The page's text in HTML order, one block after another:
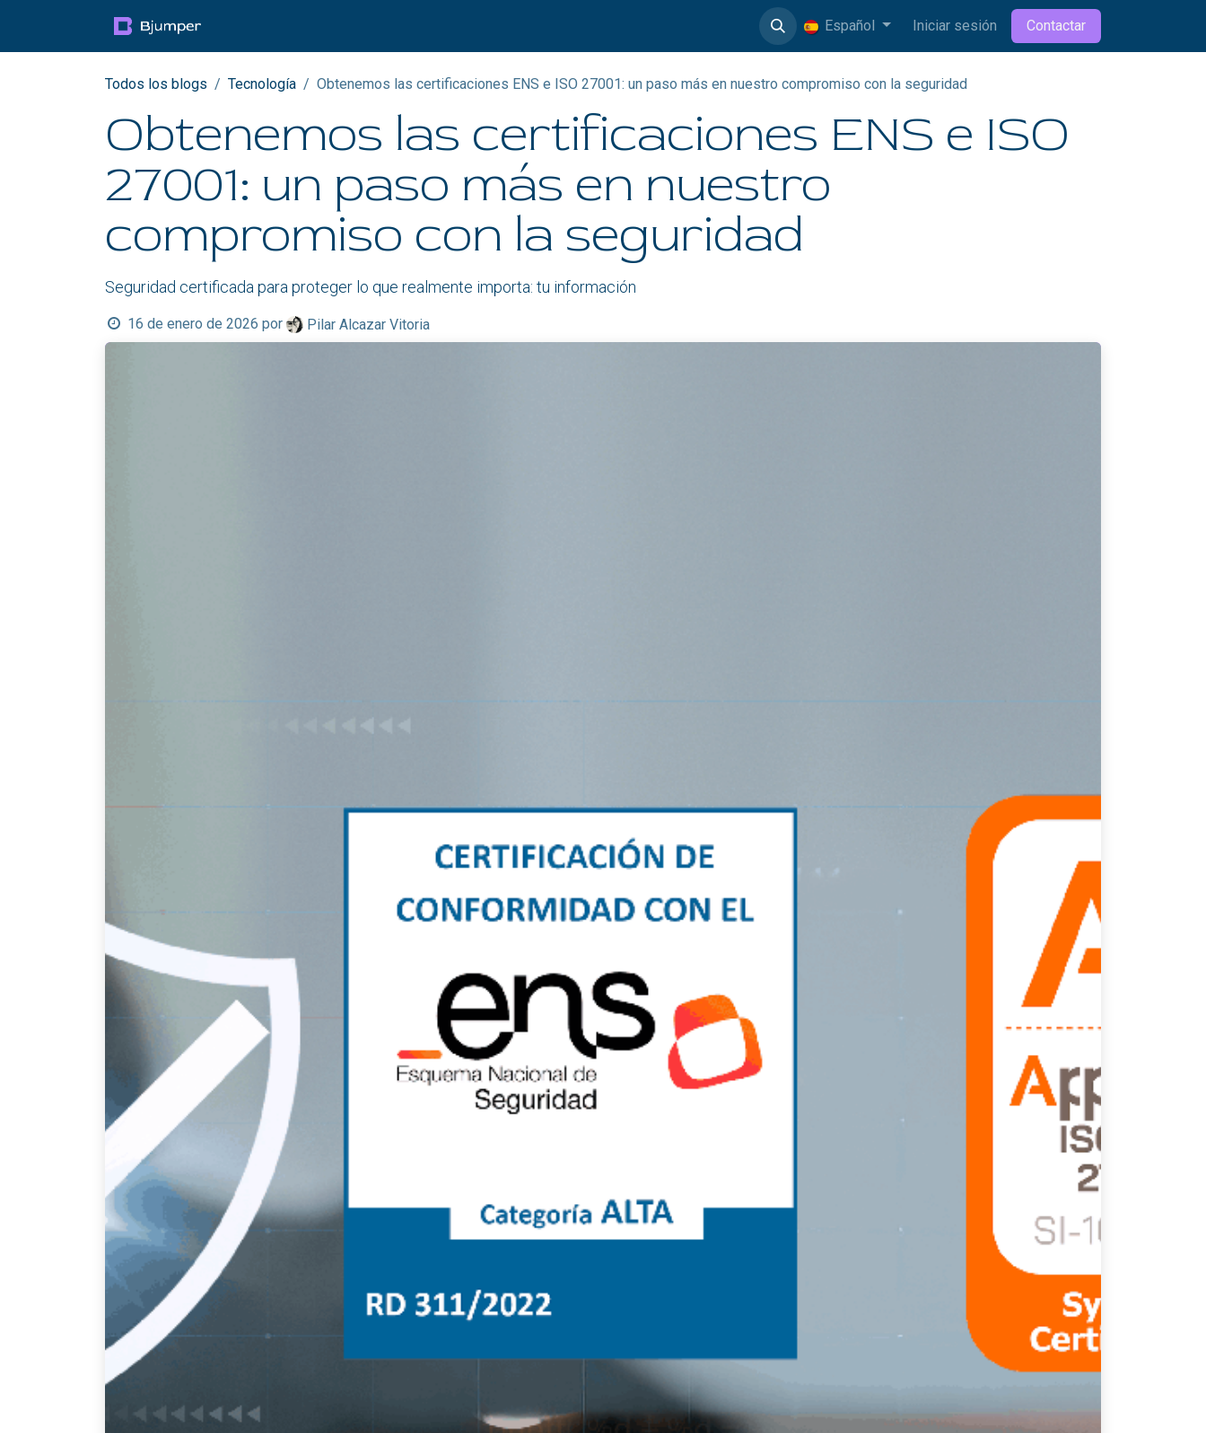
Español Iniciar sesión Contactar
Todos los blogs Tecnología Obtenemos las certificaciones ENS e ISO 27001: un paso más en nuestro compromiso con la seguridad
Obtenemos las certificaciones ENS e ISO
27001: un paso más en nuestro
compromiso con la seguridad
Seguridad certificada para proteger lo que realmente importa: tu información
16 de enero de 2026 por Pilar Alcazar Vitoria